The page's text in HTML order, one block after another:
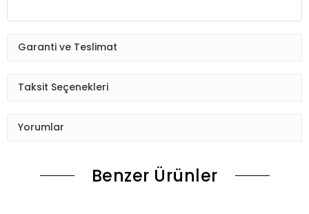
Garanti ve Teslimat
Taksit Seçenekleri
Yorumlar
Benzer Ürünler